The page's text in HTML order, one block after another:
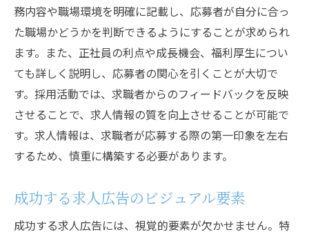
務内容や職場環境を明確に記載し、応募者が自分に合っ
た職場かどうかを判断できるようにすることが求められ
ます。また、正社員の利点や成長機会、福利厚生につい
ても詳しく説明し、応募者の関心を引くことが大切で
す。採用活動では、求職者からのフィードバックを反映
させることで、求人情報の質を向上させることが可能で
す。求人情報は、求職者が応募する際の第一印象を左右
するため、慎重に構築する必要があります。
成功する求人広告のビジュアル要素
成功する求人広告には、視覚的要素が欠かせません。特